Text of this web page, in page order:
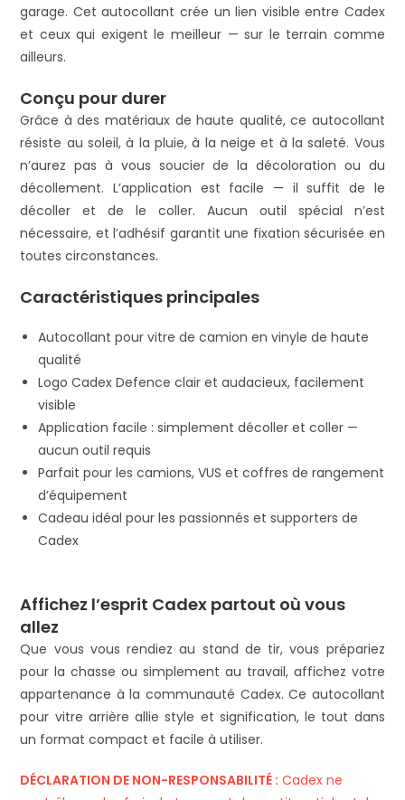
garage. Cet autocollant crée un lien visible entre Cadex
et ceux qui exigent le meilleur — sur le terrain comme
ailleurs.
Conçu pour durer
Grâce à des matériaux de haute qualité, ce autocollant
résiste au soleil, à la pluie, à la neige et à la saleté. Vous
n’aurez pas à vous soucier de la décoloration ou du
décollement. L’application est facile — il suffit de le
décoller et de le coller. Aucun outil spécial n’est
nécessaire, et l’adhésif garantit une fixation sécurisée en
toutes circonstances.
Caractéristiques principales
Autocollant pour vitre de camion en vinyle de haute
qualité
Logo Cadex Defence clair et audacieux, facilement
visible
Application facile : simplement décoller et coller —
aucun outil requis
Parfait pour les camions, VUS et coffres de rangement
d’équipement
Cadeau idéal pour les passionnés et supporters de
Cadex
Affichez l’esprit Cadex partout où vous
allez
Que vous vous rendiez au stand de tir, vous prépariez
pour la chasse ou simplement au travail, affichez votre
appartenance à la communauté Cadex. Ce autocollant
pour vitre arrière allie style et signification, le tout dans
un format compact et facile à utiliser.
DÉCLARATION DE NON-RESPONSABILITÉ : Cadex ne